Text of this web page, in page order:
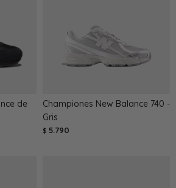
de
Championes New Balance 740 -
Gris
$ 5.790